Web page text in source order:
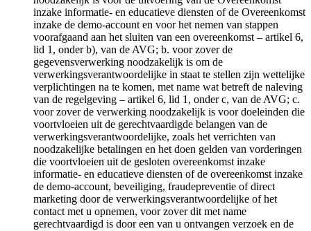
inzake informatie- en educatieve diensten of de Overeenkomst
inzake de demo-account en voor het nemen van stappen
voorafgaand aan het sluiten van een overeenkomst – artikel 6,
lid 1, onder b), van de AVG; b. voor zover de
gegevensverwerking noodzakelijk is om de
verwerkingsverantwoordelijke in staat te stellen zijn wettelijke
verplichtingen na te komen, met name wat betreft de naleving
van de regelgeving – artikel 6, lid 1, onder c, van de AVG; c.
voor zover de verwerking noodzakelijk is voor doeleinden die
voortvloeien uit de gerechtvaardigde belangen van de
verwerkingsverantwoordelijke, zoals het verrichten van
noodzakelijke betalingen en het doen gelden van vorderingen
die voortvloeien uit de gesloten overeenkomst inzake
informatie- en educatieve diensten of de overeenkomst inzake
de demo-account, beveiliging, fraudepreventie of direct
marketing door de verwerkingsverantwoordelijke of het
contact met u opnemen, voor zover dit met name
gerechtvaardigd is door een van u ontvangen verzoek en de